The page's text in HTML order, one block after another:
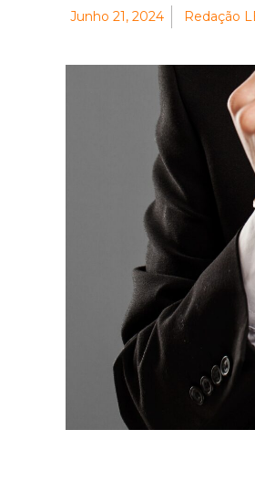
Junho 21, 2024 Redação